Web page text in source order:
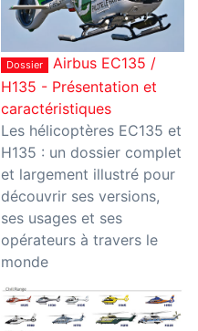
Dossier
Airbus EC135 /
H135 - Présentation et
caractéristiques
Les hélicoptères EC135 et
H135 : un dossier complet
et largement illustré pour
découvrir ses versions,
ses usages et ses
opérateurs à travers le
monde